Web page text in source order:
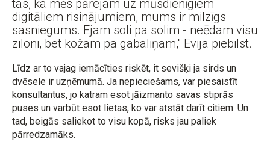
tas, ka mēs pārejam uz mūsdienīgiem
digitāliem risinājumiem, mums ir milzīgs
sasniegums. Ejam soli pa solim - neēdam visu
ziloni, bet kožam pa gabaliņam," Evija piebilst.
Līdz ar to vajag iemācīties riskēt, it sevišķi ja sirds un
dvēsele ir uzņēmumā. Ja nepieciešams, var piesaistīt
konsultantus, jo katram esot jāizmanto savas stiprās
puses un varbūt esot lietas, ko var atstāt darīt citiem. Un
tad, beigās saliekot to visu kopā, risks jau paliek
pārredzamāks.